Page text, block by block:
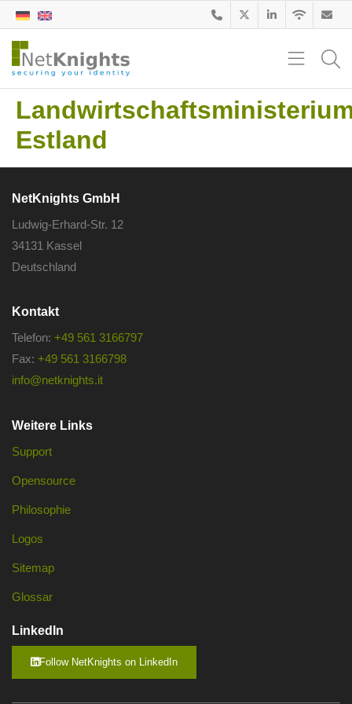
Estland
NetKnights GmbH
Ludwig-Erhard-Str. 12
34131 Kassel
Deutschland
Kontakt
Telefon: +49 561 3166797
Fax: +49 561 3166798
info@netknights.it
Weitere Links
Support
Opensource
Philosophie
Logos
Sitemap
Glossar
LinkedIn
Follow NetKnights on LinkedIn